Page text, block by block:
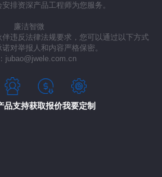
排资深产品工程师为您服务。
廉洁智微
违反法律法规要求，您可以通过以下方式
对举报人和内容严格保密。
jubao@jwele.com.cn
品支持获取报价我要定制